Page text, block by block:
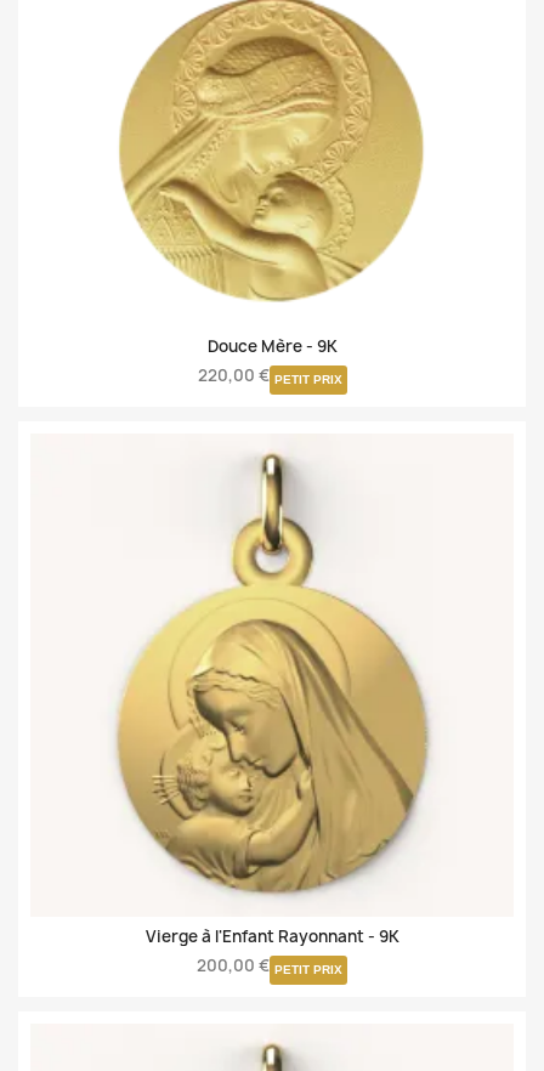
Douce Mère - 9K
220,00 € PETIT PRIX
Vierge à l'Enfant Rayonnant - 9K
200,00 € PETIT PRIX